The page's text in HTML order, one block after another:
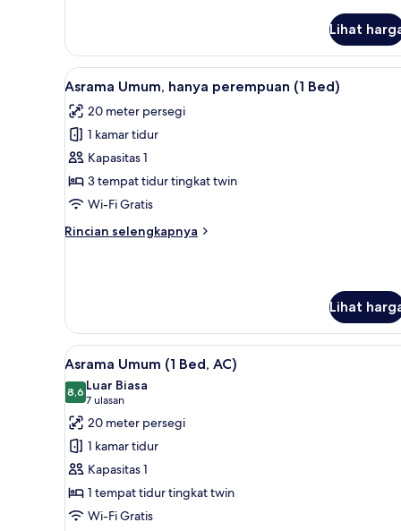
Kamar
Lihat
Lihat
semua
foto
untuk
Asrama
Umum,
hanya
(1
Seprai antialergi, tirai kedap
23
Asrama Umum, hanya perempuan (1 Bed)
20 meter persegi
1 kamar tidur
Kapasitas 1
3 tempat tidur tingkat twin
Wi-Fi Gratis
Rincian selengkapnya
Rincian
hanya
perempuan
(1
Lihat
Lihat
semua
foto
untuk
Asrama
Umum
(1
Bed,
AC)
Seprai antialergi, tirai kedap
25
Asrama Umum (1 Bed, AC)
8,68,6 dari 10
Luar Biasa
7 ulasan
(7
ulasan)
20 meter persegi
1 kamar tidur
Kapasitas 1
1 tempat tidur tingkat twin
Wi-Fi Gratis